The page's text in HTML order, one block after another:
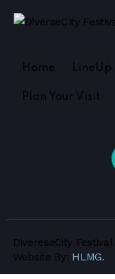
Home LineUp
Plan Your Visit
DivereseCity Festival
Website By: HLMG.